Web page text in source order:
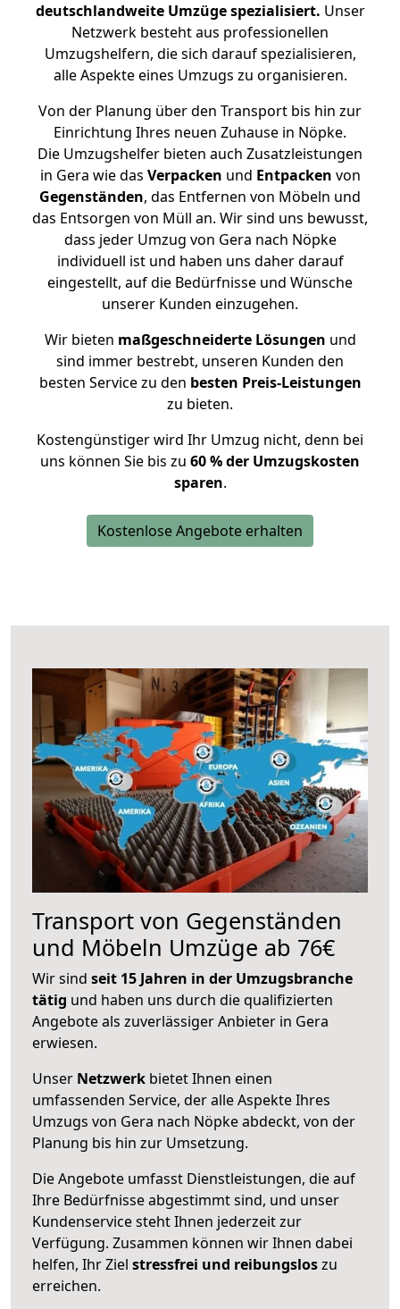
deutschlandweite Umzüge spezialisiert. Unser
Netzwerk besteht aus professionellen
Umzugshelfern, die sich darauf spezialisieren,
alle Aspekte eines Umzugs zu organisieren.
Von der Planung über den Transport bis hin zur
Einrichtung Ihres neuen Zuhause in Nöpke.
Die Umzugshelfer bieten auch Zusatzleistungen
in Gera wie das Verpacken und Entpacken von
Gegenständen, das Entfernen von Möbeln und
das Entsorgen von Müll an. Wir sind uns bewusst,
dass jeder Umzug von Gera nach Nöpke
individuell ist und haben uns daher darauf
eingestellt, auf die Bedürfnisse und Wünsche
unserer Kunden einzugehen.
Wir bieten maßgeschneiderte Lösungen und
sind immer bestrebt, unseren Kunden den
besten Service zu den besten Preis-Leistungen
zu bieten.
Kostengünstiger wird Ihr Umzug nicht, denn bei
uns können Sie bis zu 60 % der Umzugskosten
sparen.
Kostenlose Angebote erhalten
Transport von Gegenständen
und Möbeln Umzüge ab 76€
Wir sind seit 15 Jahren in der Umzugsbranche
tätig und haben uns durch die qualifizierten
Angebote als zuverlässiger Anbieter in Gera
erwiesen.
Unser Netzwerk bietet Ihnen einen
umfassenden Service, der alle Aspekte Ihres
Umzugs von Gera nach Nöpke abdeckt, von der
Planung bis hin zur Umsetzung.
Die Angebote umfasst Dienstleistungen, die auf
Ihre Bedürfnisse abgestimmt sind, und unser
Kundenservice steht Ihnen jederzeit zur
Verfügung. Zusammen können wir Ihnen dabei
helfen, Ihr Ziel stressfrei und reibungsloszu
erreichen.